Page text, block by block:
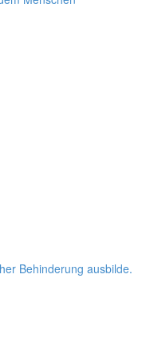
Behinderung ausbilde.